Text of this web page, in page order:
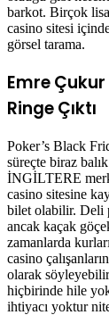
barkot. Birçok
casino sitesi
görsel tarama.
Emre
Ringe Çıktı
Poker’s Black
süreçte biraz
İNGİLTERE
casino sitesine
bilet olabilir. Deli
ancak kaçak
zamanlarda
casino
olarak
hiçbirinde hile
ihtiyacı yoktur